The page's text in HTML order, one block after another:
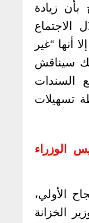
زيادة
الاجتماع
أنها “غير
سيناقش
السندات
تسهيلات
الوزراء
الأولي،
الخزانة